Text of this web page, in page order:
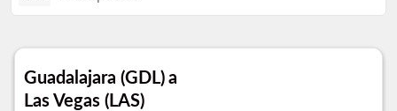
Guadalajara (GDL)a
Las Vegas (LAS)